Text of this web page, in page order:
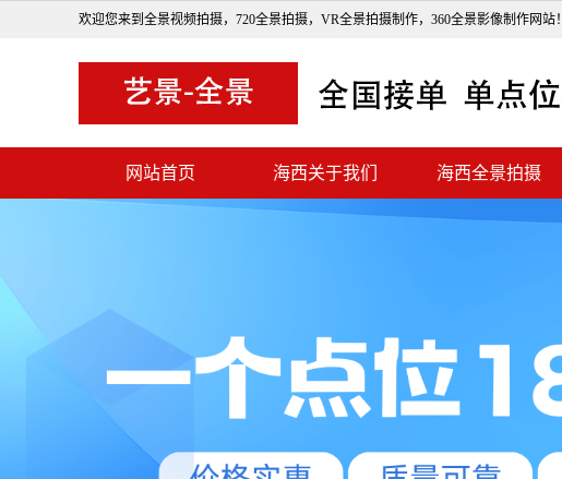
欢迎您来到全景视频拍摄，720全景拍摄，VR全景拍摄制作，360全景影像制作网站！
网站首页 海西关于我们 海西全景拍摄